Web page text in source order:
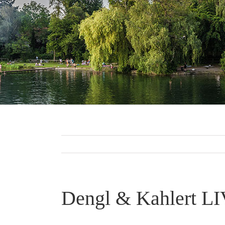
Dengl & Kahlert